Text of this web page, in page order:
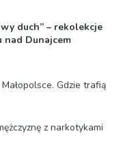
duch” – rekolekcje
Dunajcem
Gdzie trafią
z narkotykami